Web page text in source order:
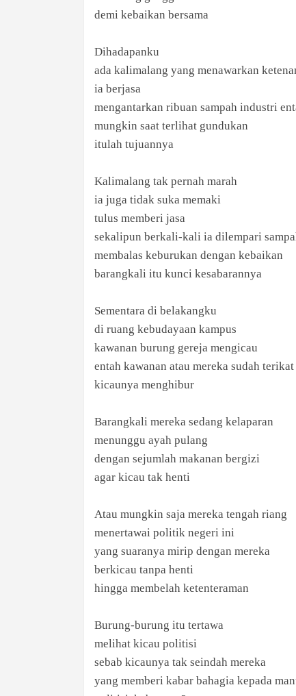
demi kebaikan bersama
Dihadapanku
ada kalimalang yang menawarkan
ia berjasa
mengantarkan ribuan sampah industri
mungkin saat terlihat gundukan
itulah tujuannya
Kalimalang tak pernah marah
ia juga tidak suka memaki
tulus memberi jasa
sekalipun berkali-kali ia dilempari
membalas keburukan dengan kebaikan
barangkali itu kunci kesabarannya
Sementara di belakangku
di ruang kebudayaan kampus
kawanan burung gereja mengicau
entah kawanan atau mereka sudah
kicaunya menghibur
Barangkali mereka sedang kelaparan
menunggu ayah pulang
dengan sejumlah makanan bergizi
agar kicau tak henti
Atau mungkin saja mereka tengah riang
menertawai politik negeri ini
yang suaranya mirip dengan mereka
berkicau tanpa henti
hingga membelah ketenteraman
Burung-burung itu tertawa
melihat kicau politisi
sebab kicaunya tak seindah mereka
yang memberi kabar bahagia kepada